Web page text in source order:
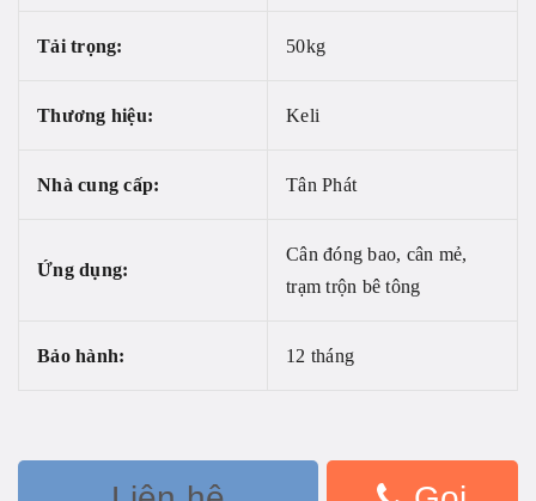
Tải trọng: 50kg
Thương hiệu: Keli
Nhà cung cấp: Tân Phát
Ứng dụng:
Cân đóng bao, cân mẻ,
trạm trộn bê tông
Bảo hành: 12 tháng